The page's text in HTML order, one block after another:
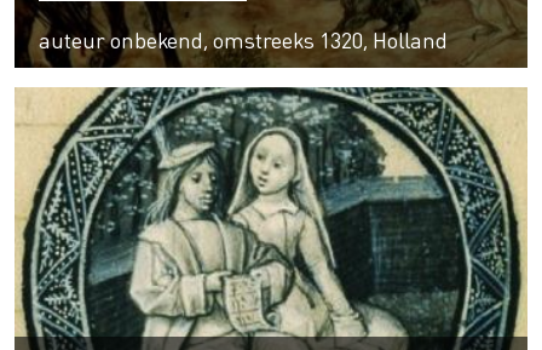
auteur onbekend, omstreeks 1320, Holland